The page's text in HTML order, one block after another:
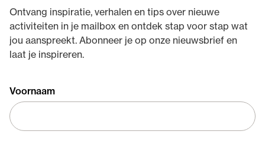
Ontvang inspiratie, verhalen en tips over nieuwe
activiteiten in je mailbox en ontdek stap voor stap wat
jou aanspreekt. Abonneer je op onze nieuwsbrief en
laat je inspireren.
Voornaam